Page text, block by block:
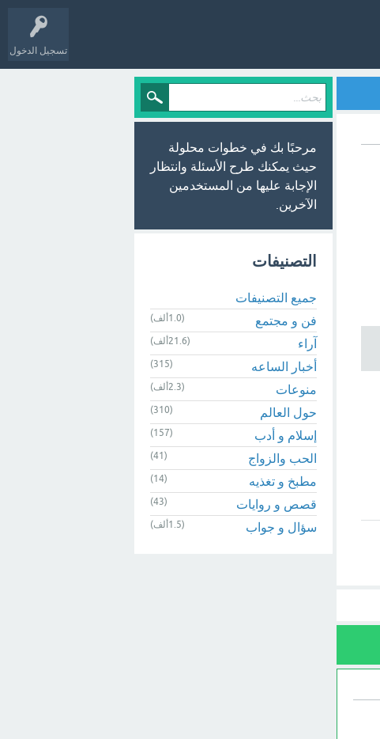
تسجيل الدخول
مرحبًا بك في خطوات محلولة
حيث يمكنك طرح الأسئلة وانتظار
الإجابة عليها من المستخدمين
الآخرين.
التصنيفات
جميع التصنيفات
فن و مجتمع
(1.0ألف)
آراء (21.6ألف)
أخبار الساعه (315)
منوعات (2.3ألف)
حول العالم (310)
إسلام و أدب (157)
الحب والزواج (41)
مطبخ و تغذيه (14)
قصص و روايات (43)
سؤال و جواب (1.5ألف)